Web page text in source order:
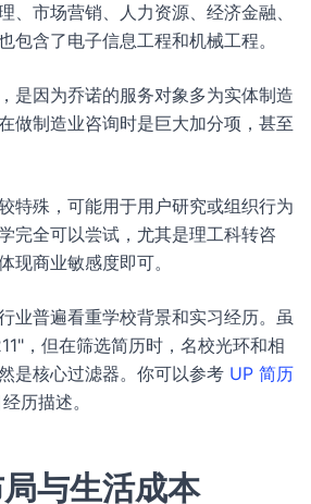
、市场营销、人力资源、经济金融、
包含了电子信息工程和机械工程。
是因为乔诺的服务对象多为实体制造
做制造业咨询时是巨大加分项，甚至
特殊，可能用于用户研究或组织行为
完全可以尝试，尤其是理工科转咨
现商业敏感度即可。
业普遍看重学校背景和实习经历。虽
，但在筛选简历时，名校光环和相
是核心过滤器。你可以参考 UP 简历
历描述。
与生活成本